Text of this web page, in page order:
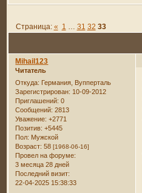
Страница: « 1 … 31 32 33
Mihail123
Читатель
Откуда: Германия, Вупперталь
Зарегистрирован: 10-09-2012
Приглашений: 0
Сообщений: 2813
Уважение: +2771
Позитив: +5445
Пол: Мужской
Возраст: 58[1968-06-16]
Провел на форуме:
3 месяца 28 дней
Последний визит:
22-04-2025 15:38:33